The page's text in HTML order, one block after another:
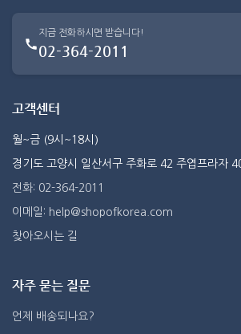
지금 전화하시면 받습니다!
02-364-2011
고객센터
월~금 (9시~18시)
경기도 고양시 일산서구 주화로 42 주엽프라자
전화: 02-364-2011
이메일: help@shopofkorea.com
찾아오시는 길
자주 묻는 질문
언제 배송되나요?